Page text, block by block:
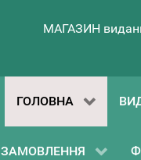
МАГАЗИН
ГОЛОВНА
ЗАМОВЛЕННЯ